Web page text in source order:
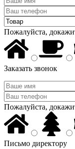
Пожалуйста,
Заказать звонок
Пожалуйста,
Письмо директору